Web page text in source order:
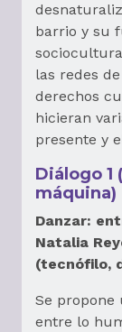
barrio y su
las redes
derechos
hicieran
presente y
Diálogo 1
máquina)
Danzar:
Natalia
(tecnófilo,
Se
entre lo